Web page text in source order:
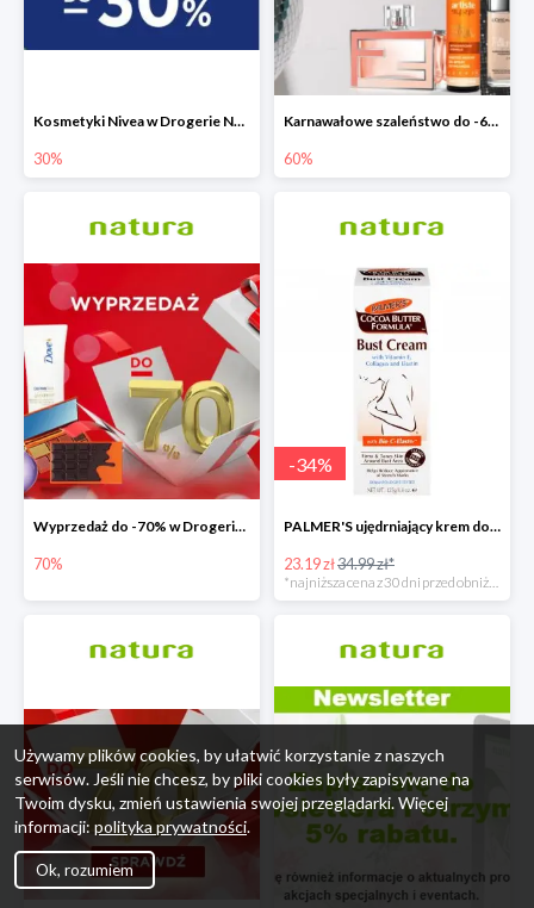
Kosmetyki Nivea w Drogerie Natura do -30%
30%
Karnawałowe szaleństwo do -60% w Drogerie Natura
60%
Wyprzedaż do -70% w Drogerie Natura
70%
-34%
PALMER'S ujędrniający krem do biustu
23.19 zł34.99 zł*
Używamy plików cookies, by ułatwić korzystanie z naszych
serwisów. Jeśli nie chcesz, by pliki cookies były zapisywane na
Twoim dysku, zmień ustawienia swojej przeglądarki. Więcej
informacji: polityka prywatności.
Ok, rozumiem